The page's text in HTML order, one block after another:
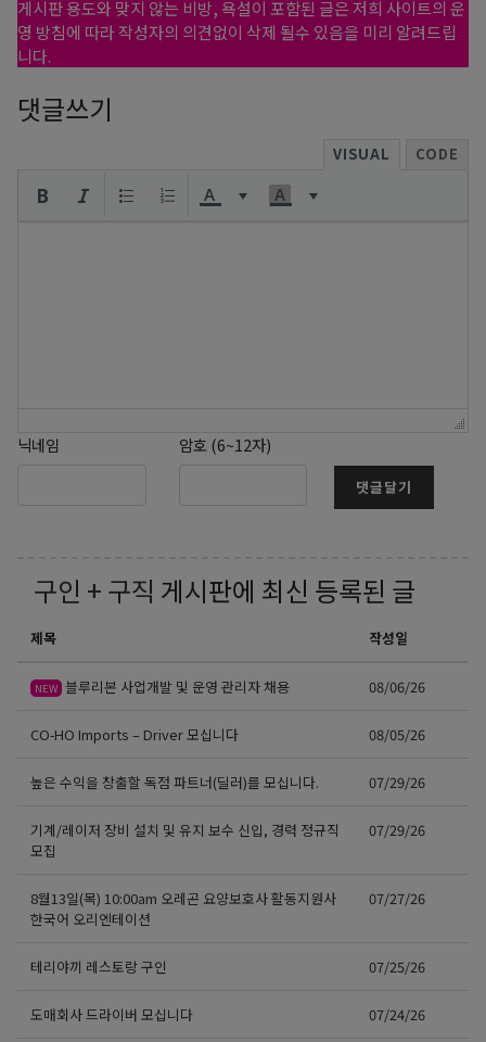
게시판 용도와 맞지 않는 비방, 욕설이 포함된 글은 저희 사이트의 운
영 방침에 따라 작성자의 의견없이 삭제 될수 있음을 미리 알려드립
니다.
댓글쓰기
VISUAL CODE
닉네임 암호 (6~12자)
댓글달기
구인 + 구직 게시판에 최신 등록된 글
제목 작성일
NEW 블루리본 사업개발 및 운영 관리자 채용 08/06/26
CO-HO Imports – Driver 모십니다 08/05/26
높은 수익을 창출할 독점 파트너(딜러)를 모십니다. 07/29/26
기계/레이저 장비 설치 및 유지 보수 신입, 경력 정규직
모집
07/29/26
8월13일(목) 10:00am 오레곤 요양보호사 활동지원사
한국어 오리엔테이션
07/27/26
테리야끼 레스토랑 구인 07/25/26
도매회사 드라이버 모십니다 07/24/26